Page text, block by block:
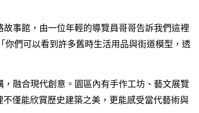
事館，由一位年輕的導覽員哥哥告訴我們這裡
們可以看到許多舊時生活用品與街道模型，透
融合現代創意。園區內有手作工坊、藝文展覽
僅能欣賞歷史建築之美，更能感受當代藝術與